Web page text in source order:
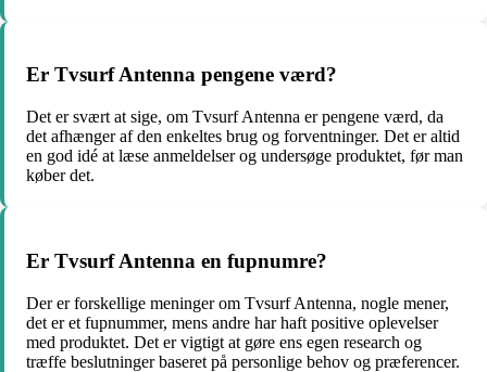
Er Tvsurf Antenna pengene værd?
Det er svært at sige, om Tvsurf Antenna er pengene værd, da
det afhænger af den enkeltes brug og forventninger. Det er altid
en god idé at læse anmeldelser og undersøge produktet, før man
køber det.
Er Tvsurf Antenna en fupnumre?
Der er forskellige meninger om Tvsurf Antenna, nogle mener,
det er et fupnummer, mens andre har haft positive oplevelser
med produktet. Det er vigtigt at gøre ens egen research og
træffe beslutninger baseret på personlige behov og præferencer.